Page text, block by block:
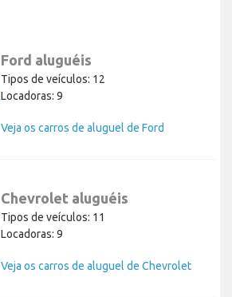
Ford aluguéis
Tipos de veículos: 12
Locadoras: 9
Veja os carros de aluguel de Ford
Chevrolet aluguéis
Tipos de veículos: 11
Locadoras: 9
Veja os carros de aluguel de Chevrolet